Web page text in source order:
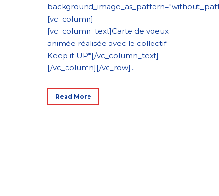
[vc_column]
[vc_column_text]Carte de voeux
animée réalisée avec le collectif
Keep it UP*[/vc_column_text]
[/vc_column][/vc_row]...
Read More